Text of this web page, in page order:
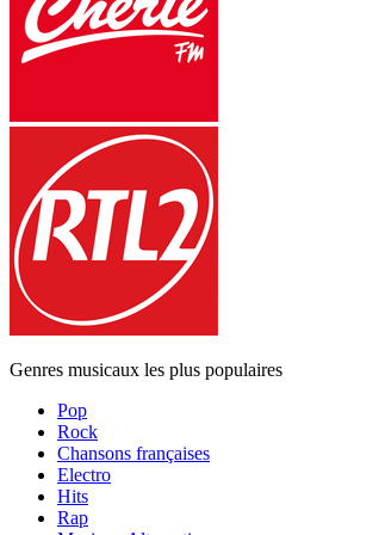
Genres musicaux les plus populaires
Pop
Rock
Chansons françaises
Electro
Hits
Rap